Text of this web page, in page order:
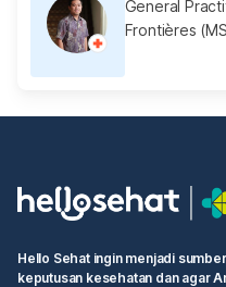
General
Frontières
Hello Sehat ingin menjadi
keputusan kesehatan dan agar